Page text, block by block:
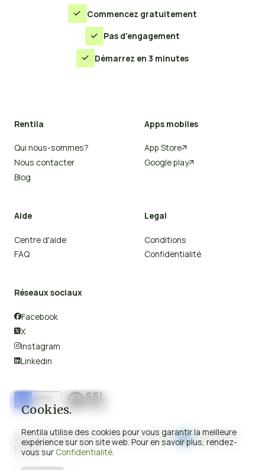
Cookies.
Rentila utilise des cookies pour vous garantir la meilleure
expérience sur son site web. Pour en savoir plus, rendez-
vous sur Confidentialité.
 Commencez gratuitement
 Pas d'engagement
 Démarrez en 3 minutes
Rentila
Qui nous-sommes?
Nous contacter
Blog
Apps mobiles
App Store
Google play
Aide
Centre d'aide
FAQ
Legal
Conditions
Confidentialité
Réseaux sociaux
Facebook
X
Instagram
Linkedin
2008-2026 © Rentila Tous droits réservés.
Fabriqué en
Europe.